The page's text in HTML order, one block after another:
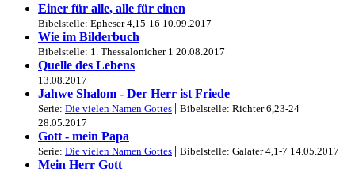
Einer für alle, alle für einen
Bibelstelle: Epheser 4,15-16 10.09.2017
Wie im Bilderbuch
Bibelstelle: 1. Thessalonicher 1 20.08.2017
Quelle des Lebens
13.08.2017
Jahwe Shalom - Der Herr ist Friede
Serie: Die vielen Namen Gottes | Bibelstelle: Richter 6,23-24
28.05.2017
Gott - mein Papa
Serie: Die vielen Namen Gottes | Bibelstelle: Galater 4,1-7 14.05.2017
Mein Herr Gott